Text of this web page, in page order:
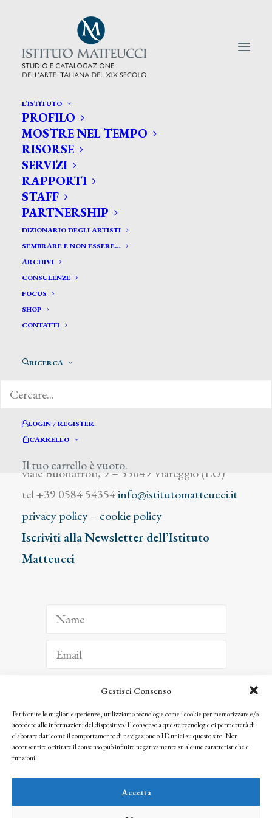
Gestisci Consenso
Per fornire le migliori esperienze, utilizziamo tecnologie come i cookie per memorizzare e/o
accedere alle informazioni del dispositivo. Il consenso a queste tecnologie ci permetterà di
elaborare dati come il comportamento di navigazione o ID unici su questo sito. Non
acconsentire o ritirare il consenso può influire negativamente su alcune caratteristiche e
funzioni.
Accetta
L’ISTITUTO
PROFILO
MOSTRE NEL TEMPO
RISORSE
SERVIZI
RAPPORTI
STAFF
PARTNERSHIP
DIZIONARIO DEGLI ARTISTI
SEMBRARE E NON ESSERE…
ARCHIVI
CONSULENZE
FOCUS
SHOP
CONTATTI
RICERCA
LOGIN / REGISTER
CARRELLO
Il tuo carrello è vuoto.
CERCA TRA GLI ARTISTI:
Search
for:
Guérin Charles
viale Buonarroti, 9 – 55049 Viareggio (LU)
tel +39 0584 54354info@istitutomatteucci.it
privacy policy– cookie policy
Iscriviti alla Newsletter dell’Istituto
Matteucci
ISCRIVITI
Facendo clic per iscriverti, riconosci che le tue informazioni saranno trattate
seguendo la nostra Privacy Policy
© 2025 Istituto Matteucci. All right reserved
l’autorizzazione scritta dei proprietari dei diritti e dell’Istituto Matteucci